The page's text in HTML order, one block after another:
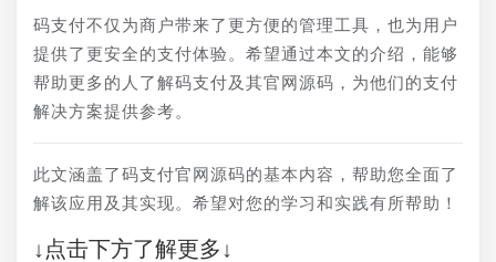
码支付不仅为商户带来了更方便的管理工具，也为用户
提供了更安全的支付体验。希望通过本文的介绍，能够
帮助更多的人了解码支付及其官网源码，为他们的支付
解决方案提供参考。
此文涵盖了码支付官网源码的基本内容，帮助您全面了
解该应用及其实现。希望对您的学习和实践有所帮助！
↓点击下方了解更多↓